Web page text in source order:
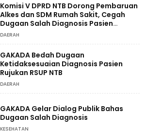
Komisi V DPRD NTB Dorong Pembaruan
Alkes dan SDM Rumah Sakit, Cegah
Dugaan Salah Diagnosis Pasien
Rujukan Bima-Dompu
DAERAH
GAKADA Bedah Dugaan
Ketidaksesuaian Diagnosis Pasien
Rujukan RSUP NTB
DAERAH
GAKADA Gelar Dialog Publik Bahas
Dugaan Salah Diagnosis
KESEHATAN